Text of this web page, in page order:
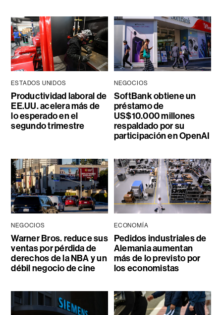
ESTADOS UNIDOS
Productividad laboral de
EE.UU. acelera más de
lo esperado en el
segundo trimestre
NEGOCIOS
SoftBank obtiene un
préstamo de
US$10.000 millones
respaldado por su
participación en OpenAI
NEGOCIOS
Warner Bros. reduce sus
ventas por pérdida de
derechos de la NBA y un
débil negocio de cine
ECONOMÍA
Pedidos industriales de
Alemania aumentan
más de lo previsto por
los economistas